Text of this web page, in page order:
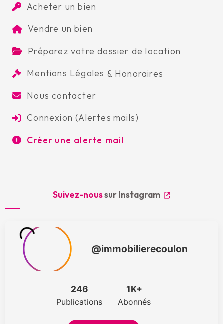
Acheter un bien
Vendre un bien
Préparez votre dossier de location
Mentions Légales & Honoraires
Nous contacter
Connexion (Alertes mails)
Créer une alerte mail
Suivez-noussur Instagram